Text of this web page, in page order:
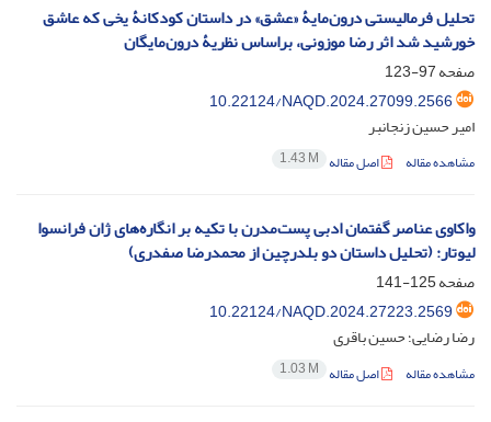
تحلیل فرمالیستی درون‌مایۀ «عشق» در داستان کودکانۀ یخی که عاشق
خورشید شد اثر رضا موزونی، براساس نظریۀ درون‌مایگان
صفحه97-123
10.22124/NAQD.2024.27099.2566
امیر حسین زنجانبر
مشاهده مقاله اصل مقاله 1.43 M
واکاوی عناصر گفتمان ادبی پست‌مدرن با تکیه بر انگاره‌های ژان فرانسوا
لیوتار: (تحلیل داستان دو بلدرچین از محمدرضا صفدری)
صفحه125-141
10.22124/NAQD.2024.27223.2569
رضا رضایی؛ حسین باقری
مشاهده مقاله اصل مقاله 1.03 M